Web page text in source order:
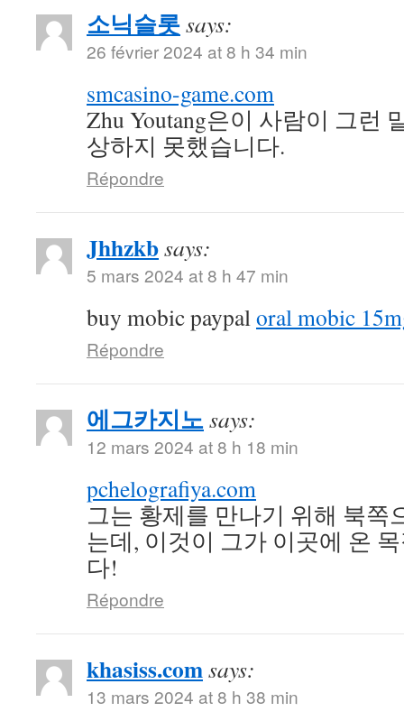
소닉슬롯says:
26 février 2024 at 8 h 34 min
smcasino-game.com
Zhu Youtang은이 사람이 그런
상하지 못했습니다.
Répondre
Jhhzkbsays:
5 mars 2024 at 8 h 47 min
buy mobic paypal oral mobic
Répondre
에그카지노says:
12 mars 2024 at 8 h 18 min
pchelografiya.com
그는 황제를 만나기 위해 북쪽
는데, 이것이 그가 이곳에 온
다!
Répondre
khasiss.comsays:
13 mars 2024 at 8 h 38 min